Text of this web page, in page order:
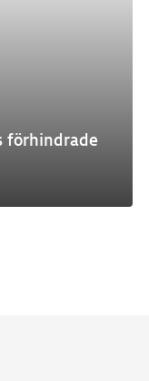
förhindrade